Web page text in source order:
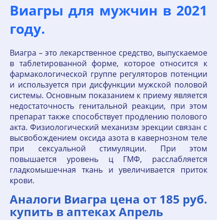
Виагры для мужчин в 2021
году.
Виагра – это лекарственное средство, выпускаемое
в таблетированной форме, которое относится к
фармакологической группе регуляторов потенции
и используется при дисфункции мужской половой
системы. Основным показанием к приему является
недостаточность генитальной реакции, при этом
препарат также способствует продлению полового
акта. Физиологический механизм эрекции связан с
высвобождением оксида азота в кавернозном теле
при сексуальной стимуляции. При этом
повышается уровень ц ГМФ, расслабляется
гладкомышечная ткань и увеличивается приток
крови.
Аналоги Виагра цена от 185 руб.
купить в аптеках Апрель